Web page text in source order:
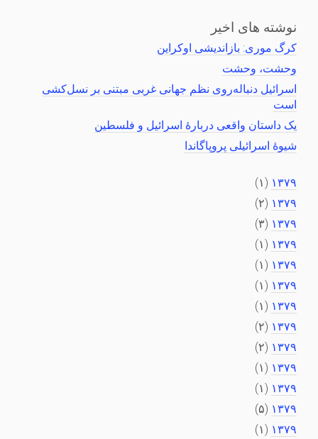
نوشته های اخیر
کرگ موری: بازاندیشی اوکراین
وحشت، وحشت
اسرائیل دنباله‌روی نظم جهانی غربی مبتنی بر نسل‌کشی
است
یک داستان واقعی دربارهٔ اسرائیل و فلسطین
شیوهٔ اسرائیلی پروپاگاندا
۱۳۷۹ (۱)
۱۳۷۹ (۲)
۱۳۷۹ (۳)
۱۳۷۹ (۱)
۱۳۷۹ (۱)
۱۳۷۹ (۱)
۱۳۷۹ (۱)
۱۳۷۹ (۲)
۱۳۷۹ (۲)
۱۳۷۹ (۱)
۱۳۷۹ (۱)
۱۳۷۹ (۵)
۱۳۷۹ (۱)